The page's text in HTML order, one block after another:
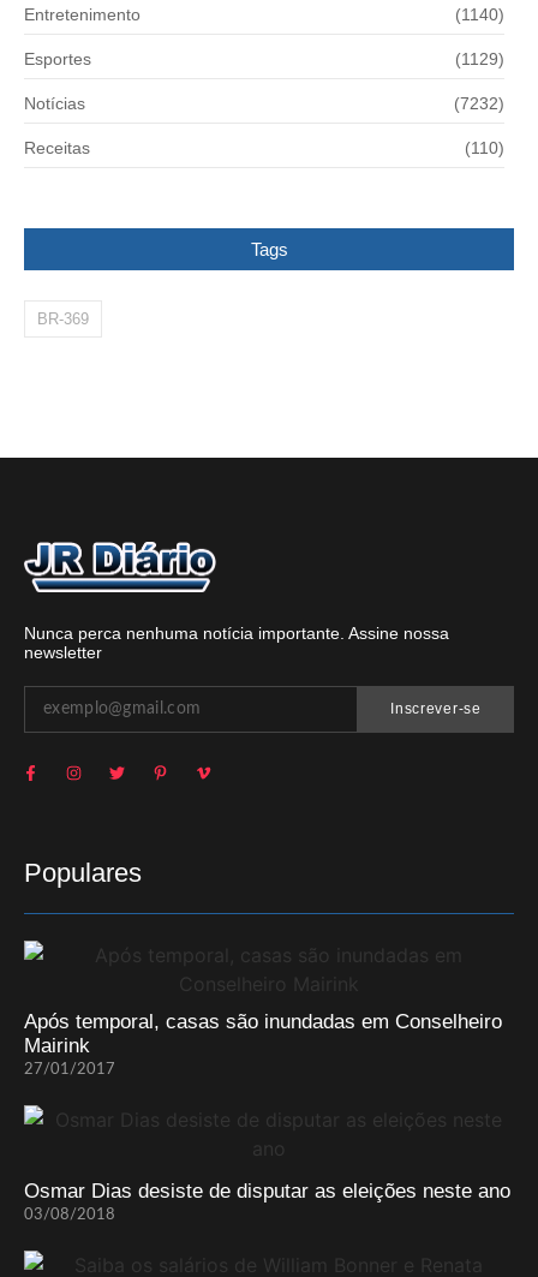
Entretenimento (1140)
Esportes (1129)
Notícias (7232)
Receitas (110)
Tags
BR-369
Nunca perca nenhuma notícia importante. Assine nossa
newsletter
Inscrever-se
Populares
Após temporal, casas são inundadas em Conselheiro
Mairink
27/01/2017
Osmar Dias desiste de disputar as eleições neste ano
03/08/2018